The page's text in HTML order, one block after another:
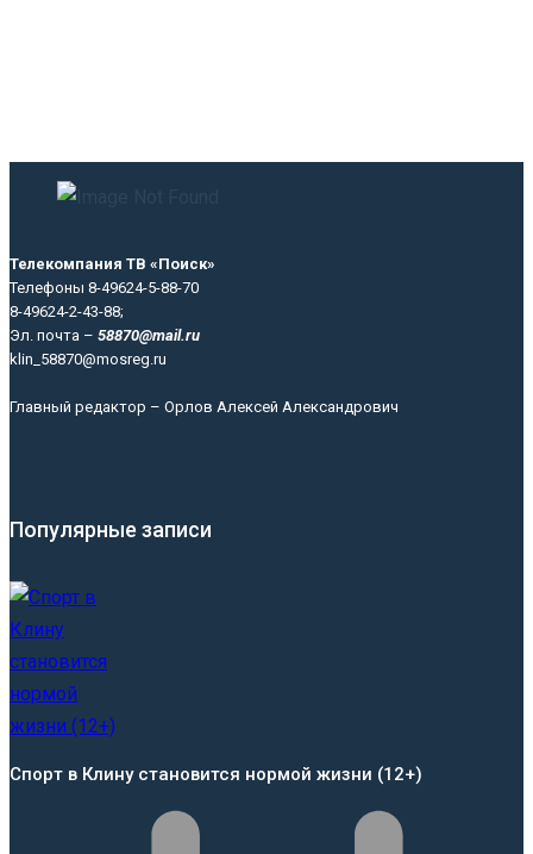
Телекомпания ТВ «Поиск»
Телефоны 8-49624-5-88-70
8-49624-2-43-88;
Эл. почта – 58870@mail.ru
klin_58870@mosreg.ru
Главный редактор – Орлов Алексей Александрович
Популярные записи
Спорт в Клину становится нормой жизни (12+)